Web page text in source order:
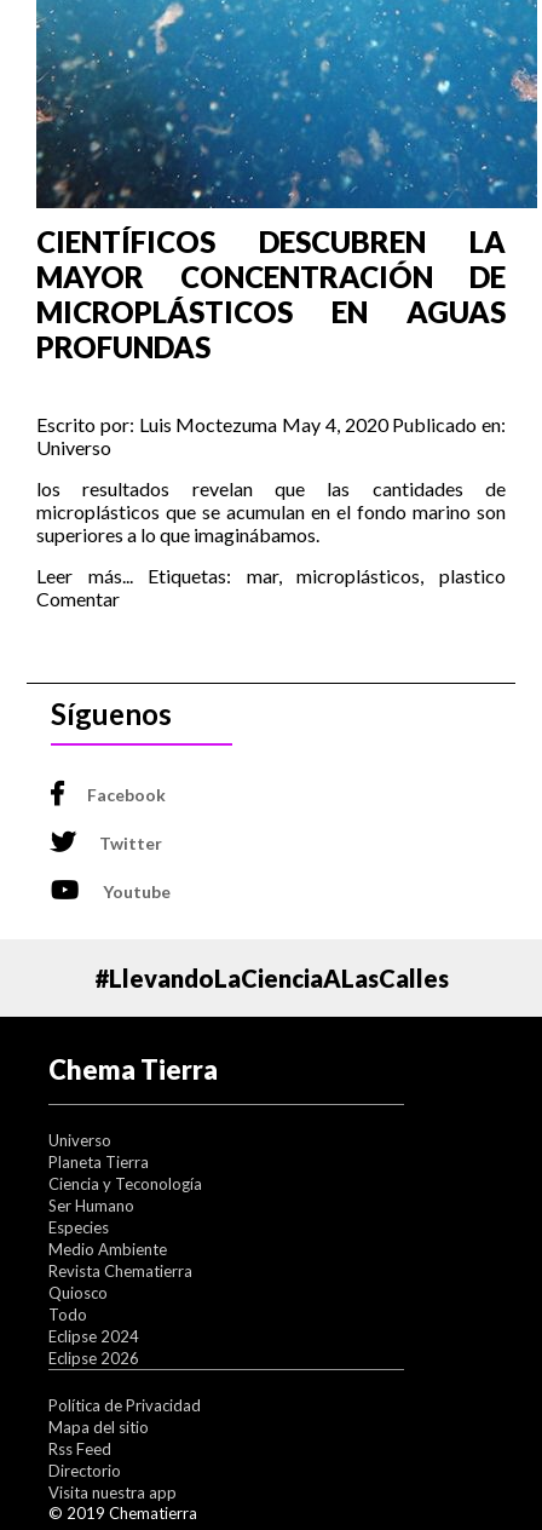
CIENTÍFICOS DESCUBREN LA
MAYOR CONCENTRACIÓN DE
MICROPLÁSTICOS EN AGUAS
PROFUNDAS
Escrito por: Luis Moctezuma May 4, 2020 Publicado en:
Universo
los resultados revelan que las cantidades de
microplásticos que se acumulan en el fondo marino son
superiores a lo que imaginábamos.
Leer más...
Etiquetas: mar,microplásticos,plastico
Comentar
Síguenos
Facebook
Twitter
Youtube
#LlevandoLaCienciaALasCalles
Chema Tierra
Universo
Planeta Tierra
Ciencia y Teconología
Ser Humano
Especies
Medio Ambiente
Revista Chematierra
Quiosco
Todo
Eclipse 2024
Eclipse 2026
Política de Privacidad
Mapa del sitio
Rss Feed
Directorio
Visita nuestra app
© 2019 Chematierra